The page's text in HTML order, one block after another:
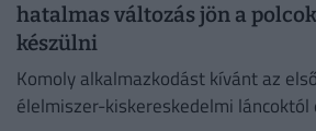
hatalmas változás jön a
készülni
Komoly alkalmazkodást kívánt az
élelmiszer-kiskereskedelmi láncoktól